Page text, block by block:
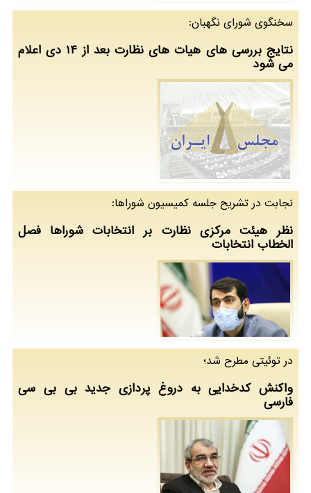
سخنگوی شورای نگهبان:
نتایج بررسی های هیات های نظارت بعد از ۱۴ دی اعلام
می شود
نجابت در تشریح جلسه كمیسیون شوراها:
نظر هیئت مرکزی نظارت بر انتخابات شوراها فصل
الخطاب انتخابات
در توئیتی مطرح شد؛
واكنش كدخدایی به دروغ پردازی جدید بی بی سی
فارسی